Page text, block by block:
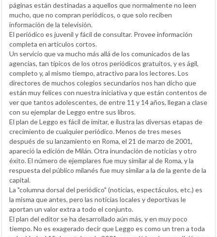
páginas están destinadas a aquellos que normalmente no leen
mucho, que no compran periódicos, o que solo reciben
información de la televisión.
El periódico es juvenil y fácil de consultar. Provee información
completa en artículos cortos.
Un servicio que va mucho más allá de los comunicados de las
agencias, tan típicos de los otros periódicos gratuitos, y es ágil,
completo y, al mismo tiempo, atractivo para los lectores. Los
directores de muchos colegios secundarios nos han dicho que
están muy felices con nuestra iniciativa y que están contentos de
ver que tantos adolescentes, de entre 11 y 14 años, llegan a clase
con su ejemplar de Leggo entre sus libros.
El plan de Leggo es fácil de imitar, e ilustra las diversas etapas de
crecimiento de cualquier periódico. Menos de tres meses
después de su lanzamiento en Roma, el 21 de marzo de 2001,
apareció la edición de Milán. Otra inundación de noticias y otro
éxito. El número de ejemplares fue muy similar al de Roma, y la
respuesta del público milanés fue muy similar a la de la gente de la
capital.
La "columna dorsal del periódico" (noticias, espectáculos, etc.) es
la misma que antes, pero las noticias locales y deportivas le
aportan un valor extra a todo el conjunto.
El plan del editor se ha desarrollado aún más, y en muy poco
tiempo. No es exagerado decir que Leggo es como un tren a toda